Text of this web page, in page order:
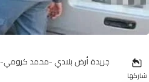
شاركها
جريدة أرض بلادي -محمد كرومي-